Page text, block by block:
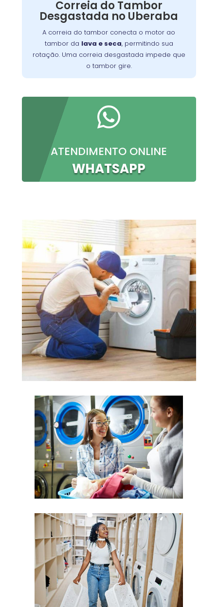
Correia do Tambor
Desgastada no Uberaba
A correia do tambor conecta o motor ao
tambor da lava e seca, permitindo sua
rotação. Uma correia desgastada impede que
o tambor gire.
o problema, permitindo que você continue a
preparar suas refeições favoritas sem
interrupções.

ATENDIMENTO ONLINE
WHATSAPP